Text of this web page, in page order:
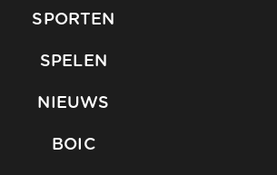
SPORTEN
SPELEN
NIEUWS
BOIC